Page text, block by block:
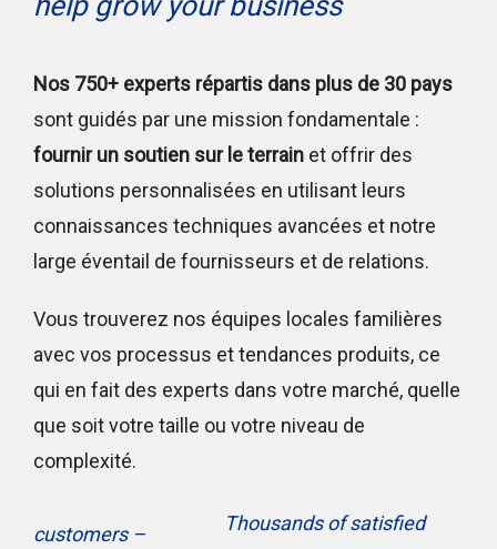
Nos 750+ experts répartis dans plus de 30 pays
sont guidés par une mission fondamentale :
fournir un soutien sur le terrain et offrir des
solutions personnalisées en utilisant leurs
connaissances techniques avancées et notre
large éventail de fournisseurs et de relations.
Vous trouverez nos équipes locales familières
avec vos processus et tendances produits, ce
qui en fait des experts dans votre marché, quelle
que soit votre taille ou votre niveau de
complexité.
Thousands of satisfied
customers –